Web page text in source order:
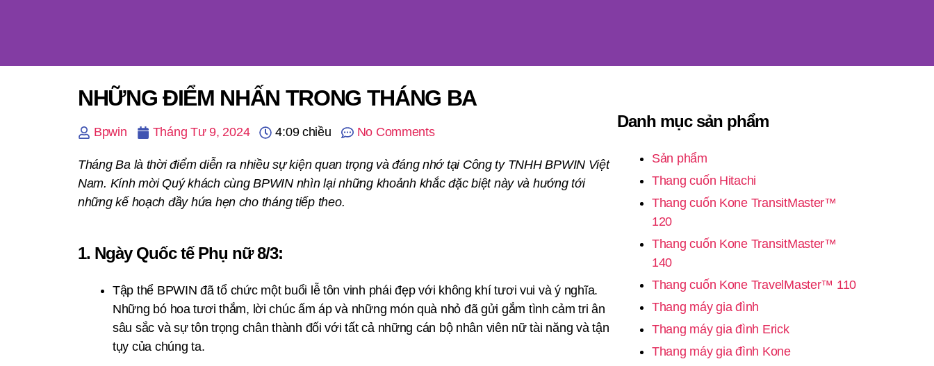
NHỮNG ĐIỂM NHẤN TRONG THÁNG BA
Bpwin Tháng Tư 9, 2024 4:09 chiều No Comments
Tháng Ba là thời điểm diễn ra nhiều sự kiện quan trọng và đáng nhớ tại Công ty TNHH BPWIN Việt
Nam. Kính mời Quý khách cùng BPWIN nhìn lại những khoảnh khắc đặc biệt này và hướng tới
những kế hoạch đầy hứa hẹn cho tháng tiếp theo.
1. Ngày Quốc tế Phụ nữ 8/3:
Tập thể BPWIN đã tổ chức một buổi lễ tôn vinh phái đẹp với không khí tươi vui và ý nghĩa.
Những bó hoa tươi thắm, lời chúc ấm áp và những món quà nhỏ đã gửi gắm tình cảm tri ân
sâu sắc và sự tôn trọng chân thành đối với tất cả những cán bộ nhân viên nữ tài năng và tận
tụy của chúng ta.
Danh mục sản phẩm
Sản phẩm
Thang cuốn Hitachi
Thang cuốn Kone TransitMaster™
120
Thang cuốn Kone TransitMaster™
140
Thang cuốn Kone TravelMaster™ 110
Thang máy gia đình
Thang máy gia đình Erick
Thang máy gia đình Kone